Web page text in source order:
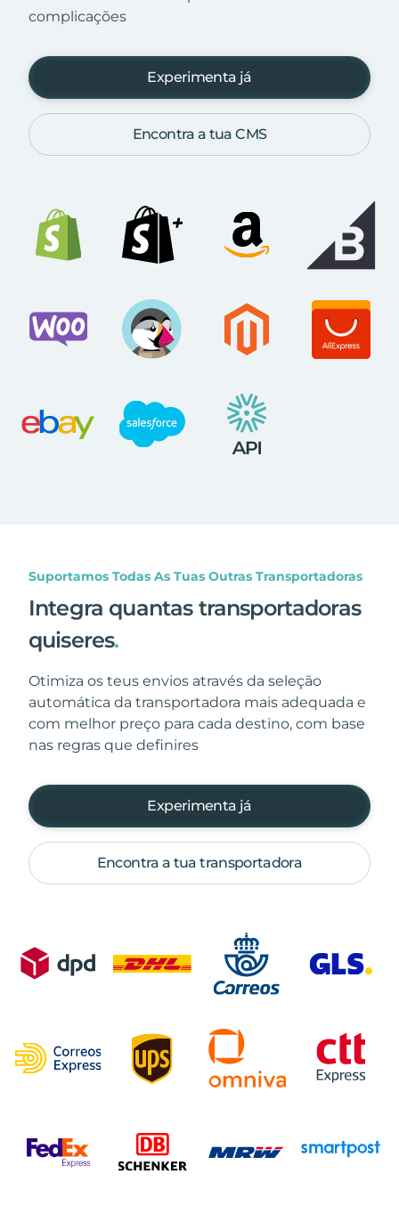
complicações
Experimenta já
Encontra a tua CMS
Suportamos Todas As Tuas Outras Transportadoras
Integra quantas transportadoras
quiseres.
Otimiza os teus envios através da seleção
automática da transportadora mais adequada e
com melhor preço para cada destino, com base
nas regras que definires
Experimenta já
Encontra a tua transportadora